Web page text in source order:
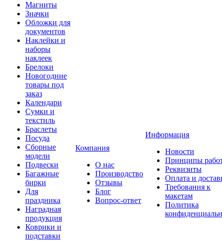
Магниты
Значки
Обложки для
документов
Наклейки и
наборы
наклеек
Брелоки
Новогодние
товары под
заказ
Календари
Сумки и
текстиль
Браслеты
Посуда
Сборные
модели
Подвески
Багажные
бирки
Для
праздника
Наградная
продукция
Коврики и
подставки
Компания
О нас
Производство
Отзывы
Блог
Вопрос-ответ
Информация
Новости
Принципы
Реквизиты
Оплата и
Требования к
макетам
Политика